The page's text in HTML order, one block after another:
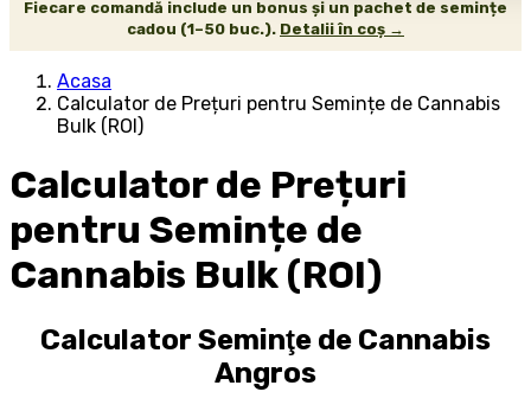
Fiecare comandă include un bonus și un pachet de semințe
cadou (1–50 buc.). Detalii în coș →
Acasa
Calculator de Prețuri pentru Semințe de Cannabis
Bulk (ROI)
Calculator de Prețuri
pentru Semințe de
Cannabis Bulk (ROI)
Calculator Seminţe de Cannabis
Angros